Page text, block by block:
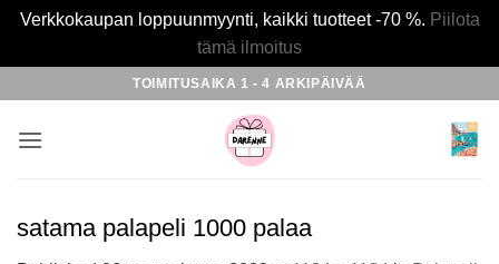
Verkkokaupan loppuunmyynti, kaikki tuotteet -70 %. Piilota
tämä ilmoitus
content
TOIMITUSAIKA 1 - 4 ARKIPÄIVÄÄ
satama palapeli 1000 palaa